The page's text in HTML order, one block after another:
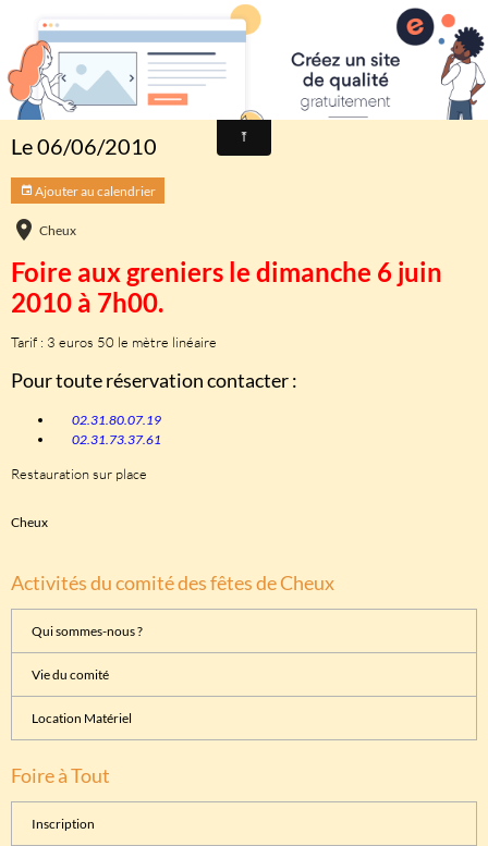
Comité des fêtes de CHEUX
Foire aux greniers
Le 06/06/2010
Ajouter au calendrier
Cheux
Foire aux greniers le dimanche 6 juin
2010 à 7h00.
Tarif : 3 euros 50 le mètre linéaire
Pour toute réservation contacter :
02.31.80.07.19
02.31.73.37.61
Restauration sur place
Cheux
Activités du comité des fêtes de Cheux
Qui sommes-nous ?
Vie du comité
Location Matériel
Foire à Tout
Inscription